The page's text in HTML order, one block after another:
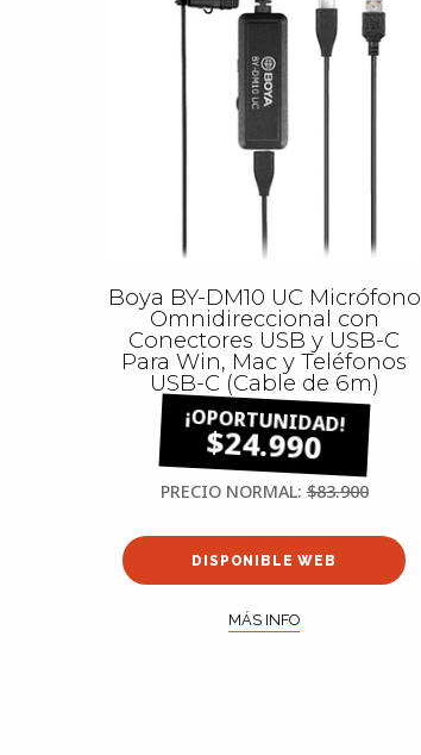
Boya BY-DM10 UC Micrófono
Omnidireccional con
Conectores USB y USB-C
Para Win, Mac y Teléfonos
USB-C (Cable de 6m)
$24.990
PRECIO NORMAL:$83.900
DISPONIBLE WEB
MÁS INFO